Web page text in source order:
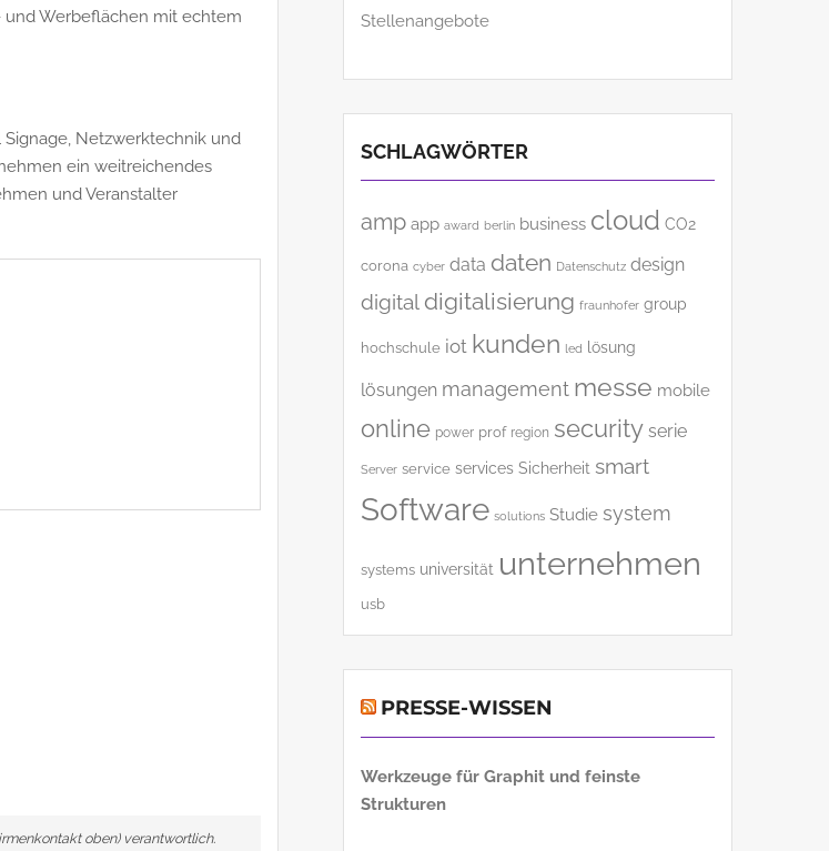
und Werbeflächen mit echtem
Netzwerktechnik und
ein weitreichendes
und Veranstalter
oben) verantwortlich.
Stellenangebote
SCHLAGWÖRTER
amp app award berlin business cloud CO2
corona cyber data daten Datenschutz design
digital digitalisierung fraunhofer group
hochschule iot kunden led lösung
lösungen management messe mobile
online power prof region security serie
Server service services Sicherheit smart
Software solutions Studie system
systems universität unternehmen
usb
PRESSE-WISSEN
Werkzeuge für Graphit und feinste
Strukturen